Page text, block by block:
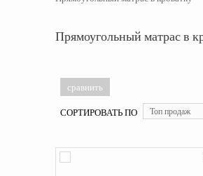
Прямоугольный матрас в
СОРТИРОВАТЬ ПО Топ продаж